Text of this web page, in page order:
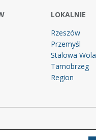
LOKALNIE
Rzeszów
Przemyśl
Stalowa Wola
Tarnobrzeg
Region